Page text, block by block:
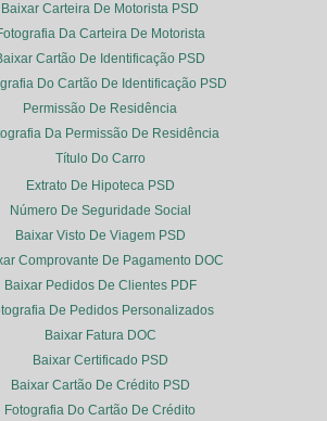
Baixar Carteira De Motorista PSD
Da Carteira De Motorista
Cartão De Identificação PSD
Do Cartão De Identificação PSD
Permissão De Residência
Da Permissão De Residência
Título Do Carro
Extrato De Hipoteca PSD
Número De Seguridade Social
Baixar Visto De Viagem PSD
Comprovante De Pagamento DOC
Baixar Pedidos De Clientes PDF
De Pedidos Personalizados
Baixar Fatura DOC
Baixar Certificado PSD
Baixar Cartão De Crédito PSD
Fotografia Do Cartão De Crédito